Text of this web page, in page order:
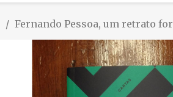
Fernando Pessoa, um retrato